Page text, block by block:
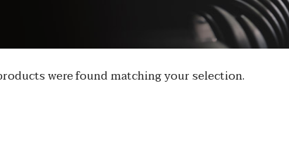
were found matching your selection.